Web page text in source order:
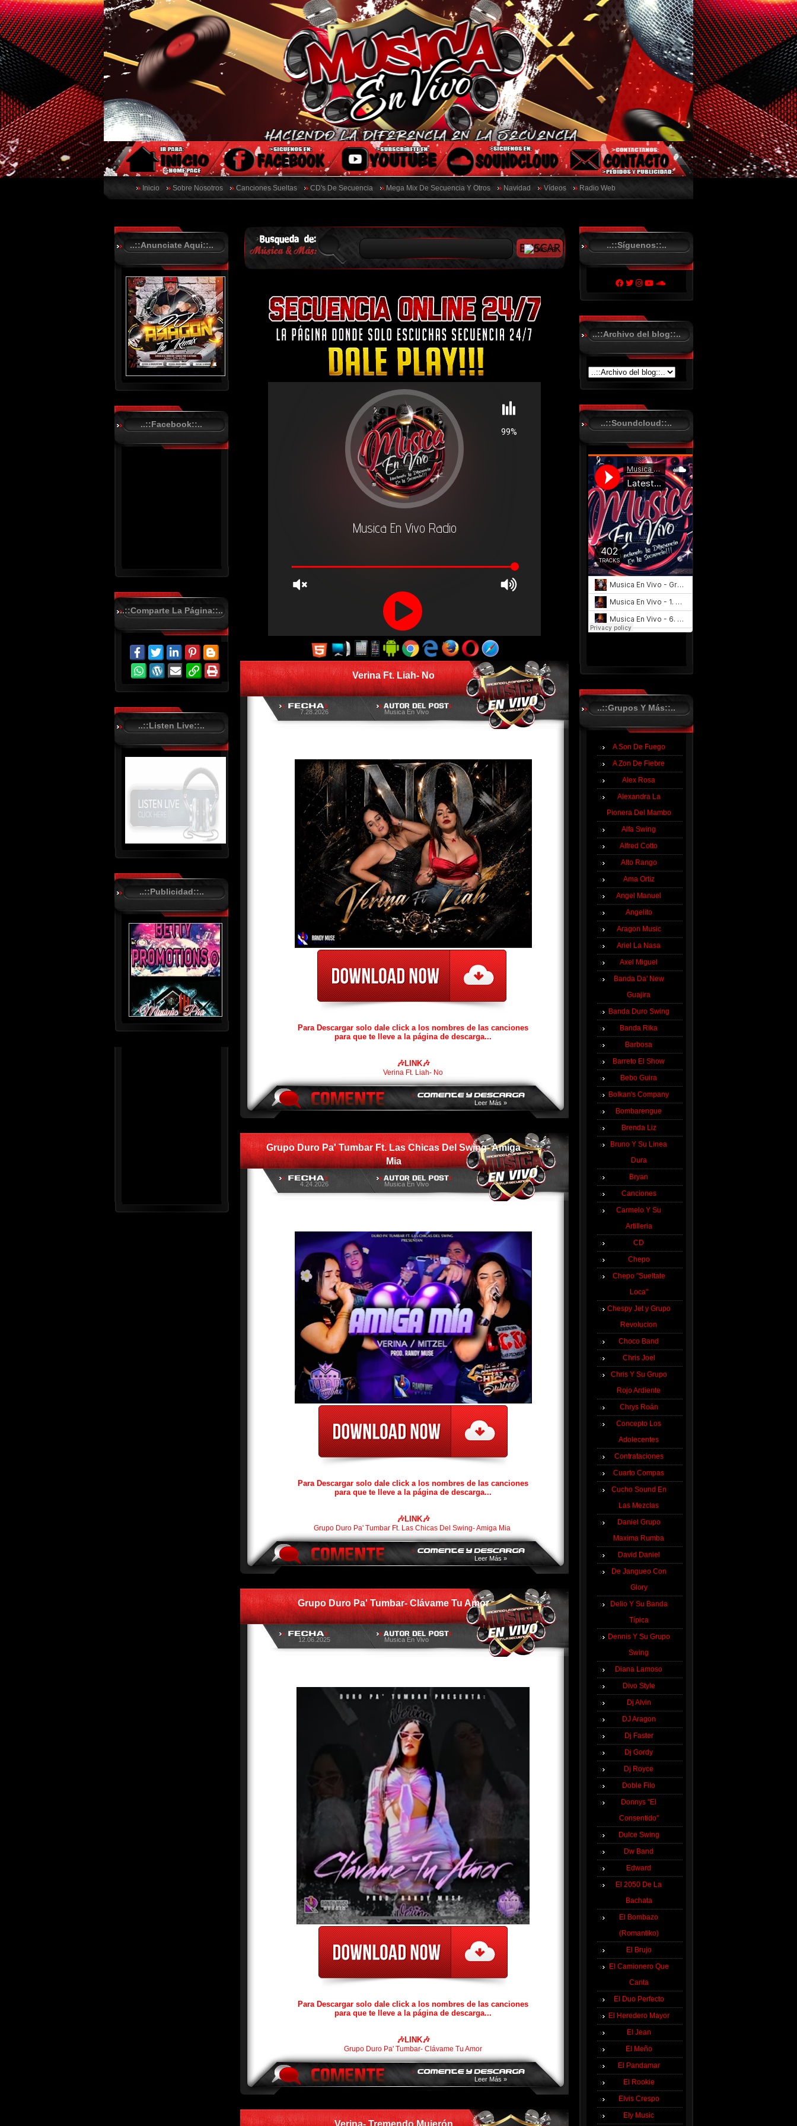
Inicio Sobre Nosotros Canciones Sueltas CD's De Secuencia Mega Mix De Secuencia Y Otros Navidad Vídeos Radio Web
..::Anunciate Aqui::..
..::Facebook::..
..::Comparte La Página::..
..::Listen Live::..
A
S
..::Publicidad::..
A
T
.
N
Verina Ft. Liah- No
7.28.2026 Musica En Vivo
Para Descargar solo dale click a los nombres de las canciones
para que te lleve a la página de descarga...
🎶LINK🎶
Verina Ft. Liah- No
Leer Más »
Grupo Duro Pa' Tumbar Ft. Las Chicas Del Swing- Amiga
Mia
4.24.2026 Musica En Vivo
Para Descargar solo dale click a los nombres de las canciones
para que te lleve a la página de descarga...
🎶LINK🎶
Grupo Duro Pa' Tumbar Ft. Las Chicas Del Swing- Amiga Mia
Leer Más »
Grupo Duro Pa' Tumbar- Clávame Tu Amor
12.06.2025 Musica En Vivo
Para Descargar solo dale click a los nombres de las canciones
para que te lleve a la página de descarga...
🎶LINK🎶
Grupo Duro Pa' Tumbar- Clávame Tu Amor
Leer Más »
Verina- Tremendo Mujerón
..::Síguenos::..
..::Archivo del blog::..
..::Soundcloud::..
..::Grupos Y Más::..
A Son De Fuego
A Zon De Fiebre
Alex Rosa
Alexandra La
Pionera Del Mambo
Alfa Swing
Alfred Cotto
Alto Rango
Ama Ortiz
Angel Manuel
Angelito
Aragon Music
Ariel La Nasa
Axel Miguel
Banda Da' New
Guajira
Banda Duro Swing
Banda Rika
Barbosa
Barreto El Show
Bebo Guira
Bolkan's Company
Bombarengue
Brenda Liz
Bruno Y Su Linea
Dura
Bryan
Canciones
Carmelo Y Su
Artilleria
CD
Chepo
Chepo "Sueltate
Loca"
Chespy Jet y Grupo
Revolucion
Choco Band
Chris Joel
Chris Y Su Grupo
Rojo Ardiente
Chrys Roán
Concepto Los
Adolecentes
Contrataciones
Cuarto Compas
Cucho Sound En
Las Mezclas
Daniel Grupo
Maxima Rumba
David Daniel
De Jangueo Con
Glory
Delio Y Su Banda
Típica
Dennis Y Su Grupo
Swing
Diana Lamoso
Divo Style
Dj Alvin
DJ Aragon
Dj Faster
Dj Gordy
Dj Royce
Doble Filo
Donnys ''El
Consentido''
Dulce Swing
Dw Band
Edward
El 2050 De La
Bachata
El Bombazo
(Romantiko)
El Brujo
El Camionero Que
Canta
El Duo Perfecto
El Heredero Mayor
El Jean
El Meño
El Pandamar
El Rookie
Elvis Crespo
Ely Music